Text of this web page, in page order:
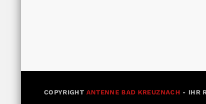
COPYRIGHT ANTENNE BAD KREUZNACH - IHR